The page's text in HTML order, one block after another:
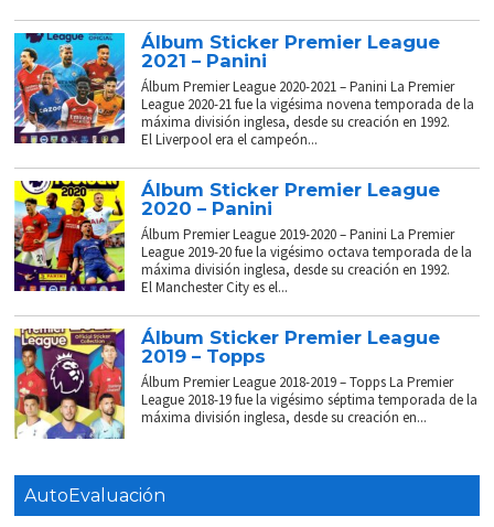
Álbum Sticker Premier League
2021 – Panini
Álbum Premier League 2020-2021 – Panini La Premier
League 2020-21 fue la vigésima novena temporada de la
máxima división inglesa, desde su creación en 1992.
El Liverpool era el campeón...
Álbum Sticker Premier League
2020 – Panini
Álbum Premier League 2019-2020 – Panini La Premier
League 2019-20 fue la vigésimo octava temporada de la
máxima división inglesa, desde su creación en 1992.
El Manchester City es el...
Álbum Sticker Premier League
2019 – Topps
Álbum Premier League 2018-2019 – Topps La Premier
League 2018-19 fue la vigésimo séptima temporada de la
máxima división inglesa, desde su creación en...
AutoEvaluación